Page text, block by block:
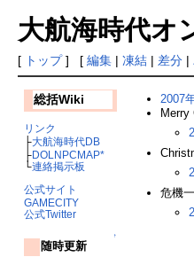
大航海時代オ
[ トップ] [ 編集| 凍結| 差分|
総括Wiki
リンク
├大航海時代DB
├DOLNPCMAP*
└連絡掲示板
公式サイト
GAMECITY
公式Twitter
↑
随時更新
2007
Merry
危機